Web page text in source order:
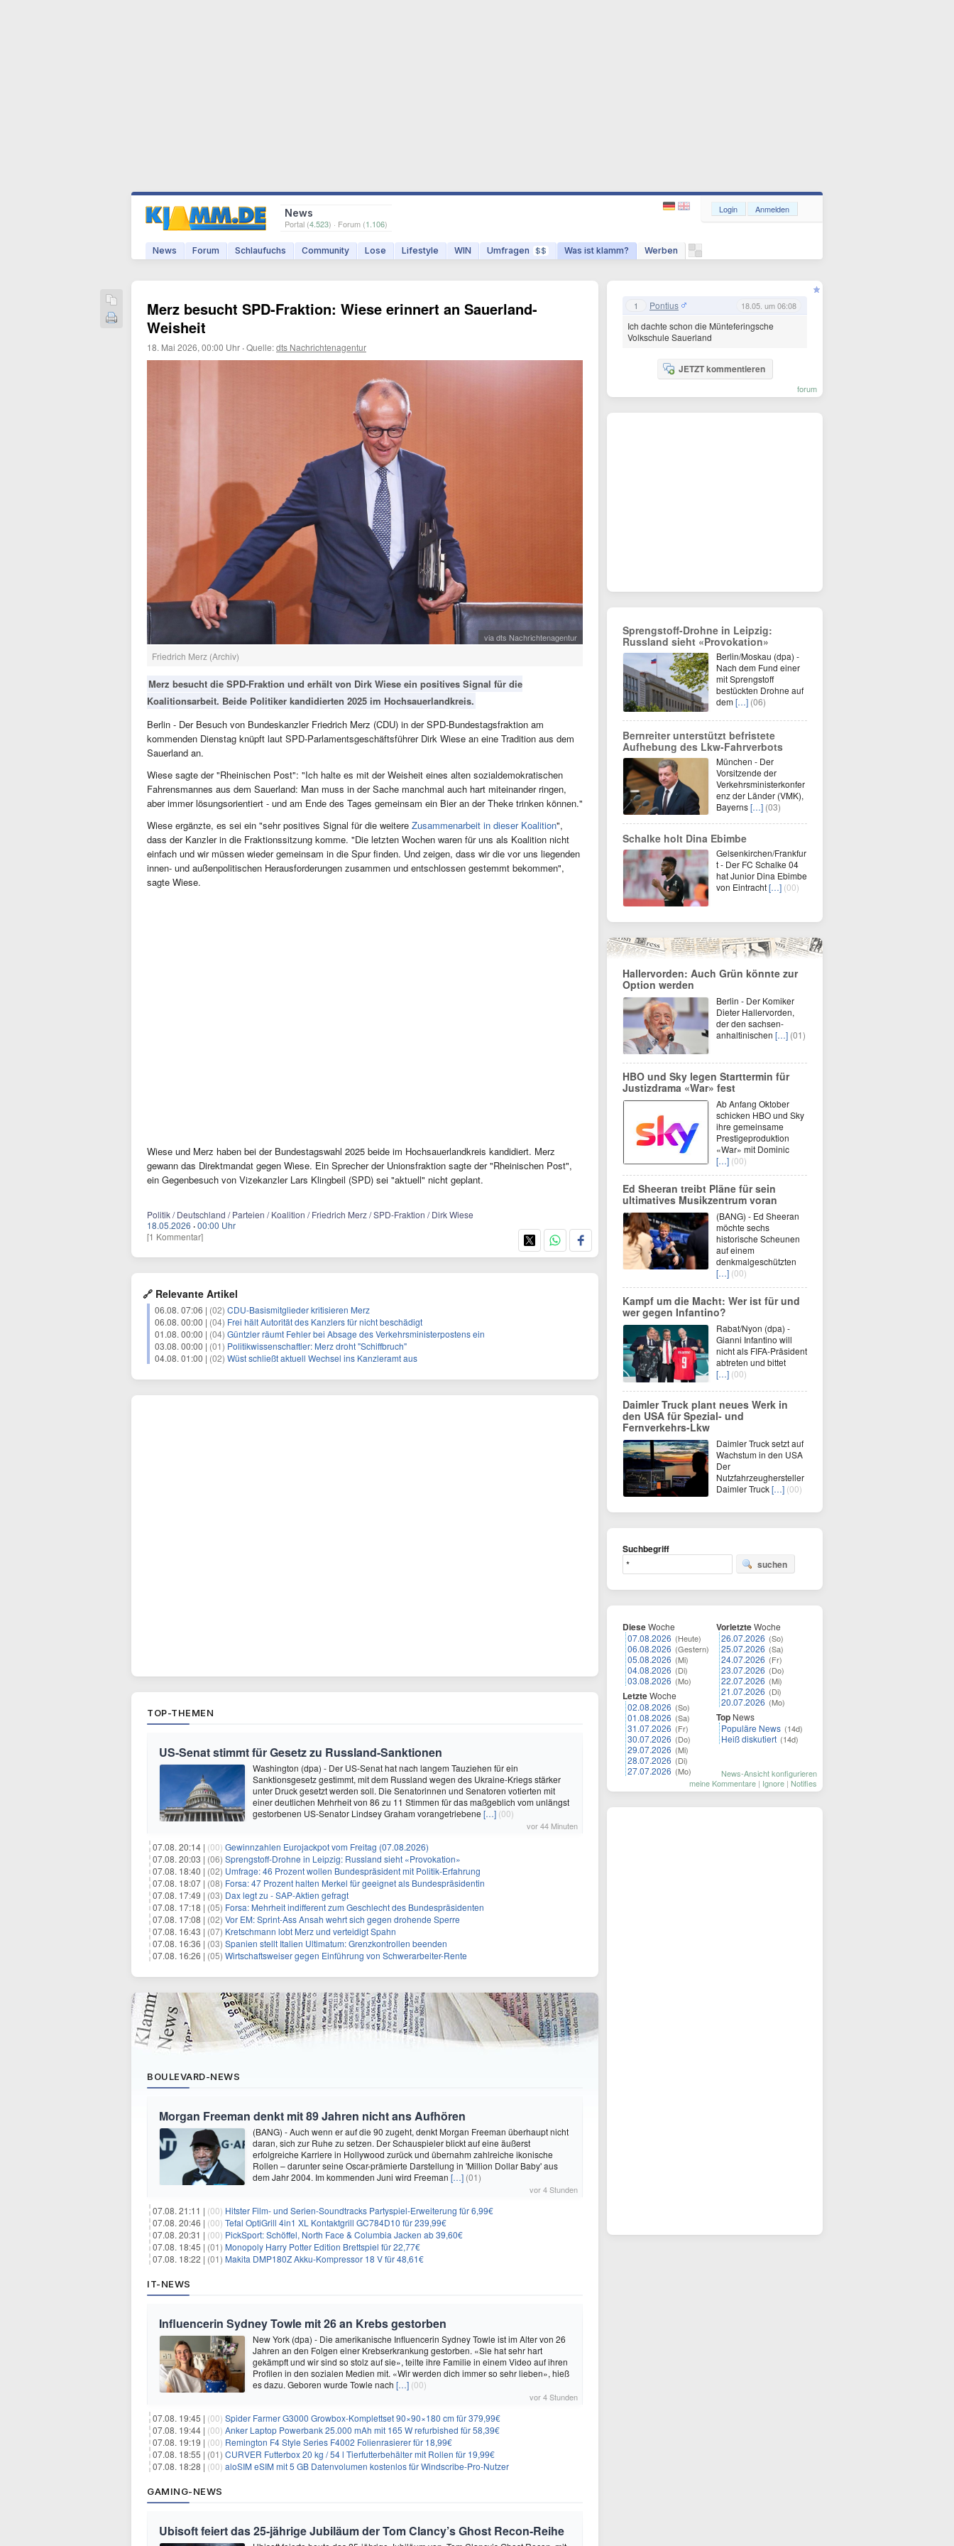
News
Portal (4.523) · Forum (1.106)
News Forum Schlaufuchs Community Lose Lifestyle WIN Umfragen $$ Was ist klamm? Werben
Login Anmelden
Merz besucht SPD-Fraktion: Wiese erinnert an Sauerland-
Weisheit
18. Mai 2026, 00:00 Uhr ·Quelle:dts Nachrichtenagentur
via dts Nachrichtenagentur
Friedrich Merz (Archiv)
Merz besucht die SPD-Fraktion und erhält von Dirk Wiese ein positives Signal für die
Koalitionsarbeit. Beide Politiker kandidierten 2025 im Hochsauerlandkreis.
Berlin - Der Besuch von Bundeskanzler Friedrich Merz (CDU) in der SPD-Bundestagsfraktion am
kommenden Dienstag knüpft laut SPD-Parlamentsgeschäftsführer Dirk Wiese an eine Tradition aus dem
Sauerland an.
Wiese sagte der "Rheinischen Post": "Ich halte es mit der Weisheit eines alten sozialdemokratischen
Fahrensmannes aus dem Sauerland: Man muss in der Sache manchmal auch hart miteinander ringen,
aber immer lösungsorientiert - und am Ende des Tages gemeinsam ein Bier an der Theke trinken können."
Wiese ergänzte, es sei ein "sehr positives Signal für die weitere Zusammenarbeit in dieser Koalition",
dass der Kanzler in die Fraktionssitzung komme. "Die letzten Wochen waren für uns als Koalition nicht
einfach und wir müssen wieder gemeinsam in die Spur finden. Und zeigen, dass wir die vor uns liegenden
innen- und außenpolitischen Herausforderungen zusammen und entschlossen gestemmt bekommen",
sagte Wiese.
Wiese und Merz haben bei der Bundestagswahl 2025 beide im Hochsauerlandkreis kandidiert. Merz
gewann das Direktmandat gegen Wiese. Ein Sprecher der Unionsfraktion sagte der "Rheinischen Post",
ein Gegenbesuch von Vizekanzler Lars Klingbeil (SPD) sei "aktuell" nicht geplant.
Politik / Deutschland / Parteien / Koalition / Friedrich Merz / SPD-Fraktion / Dirk Wiese
18.05.2026 ·00:00 Uhr
[1 Kommentar]
🔗 Relevante Artikel
06.08. 07:06 | (02) CDU-Basismitglieder kritisieren Merz
06.08. 00:00 | (04) Frei hält Autorität des Kanzlers für nicht beschädigt
01.08. 00:00 | (04) Güntzler räumt Fehler bei Absage des Verkehrsministerpostens ein
03.08. 00:00 | (01) Politikwissenschaftler: Merz droht "Schiffbruch"
04.08. 01:00 | (02) Wüst schließt aktuell Wechsel ins Kanzleramt aus
TOP-THEMEN
US-Senat stimmt für Gesetz zu Russland-Sanktionen
Washington (dpa) - Der US-Senat hat nach langem Tauziehen für ein
Sanktionsgesetz gestimmt, mit dem Russland wegen des Ukraine-Kriegs stärker
unter Druck gesetzt werden soll. Die Senatorinnen und Senatoren votierten mit
einer deutlichen Mehrheit von 86 zu 11 Stimmen für das maßgeblich vom unlängst
gestorbenen US-Senator Lindsey Graham vorangetriebene […] (00)
vor 44 Minuten
07.08. 20:14 | (00) Gewinnzahlen Eurojackpot vom Freitag (07.08.2026)
07.08. 20:03 | (06) Sprengstoff-Drohne in Leipzig: Russland sieht «Provokation»
07.08. 18:40 | (02) Umfrage: 46 Prozent wollen Bundespräsident mit Politik-Erfahrung
07.08. 18:07 | (08) Forsa: 47 Prozent halten Merkel für geeignet als Bundespräsidentin
07.08. 17:49 | (03) Dax legt zu - SAP-Aktien gefragt
07.08. 17:18 | (05) Forsa: Mehrheit indifferent zum Geschlecht des Bundespräsidenten
07.08. 17:08 | (02) Vor EM: Sprint-Ass Ansah wehrt sich gegen drohende Sperre
07.08. 16:43 | (07) Kretschmann lobt Merz und verteidigt Spahn
07.08. 16:36 | (03) Spanien stellt Italien Ultimatum: Grenzkontrollen beenden
07.08. 16:26 | (05) Wirtschaftsweiser gegen Einführung von Schwerarbeiter-Rente
BOULEVARD-NEWS
Morgan Freeman denkt mit 89 Jahren nicht ans Aufhören
(BANG) - Auch wenn er auf die 90 zugeht, denkt Morgan Freeman überhaupt nicht
daran, sich zur Ruhe zu setzen. Der Schauspieler blickt auf eine äußerst
erfolgreiche Karriere in Hollywood zurück und übernahm zahlreiche ikonische
Rollen – darunter seine Oscar-prämierte Darstellung in 'Million Dollar Baby' aus
dem Jahr 2004. Im kommenden Juni wird Freeman […] (01)
vor 4 Stunden
07.08. 21:11 | (00) Hitster Film- und Serien-Soundtracks Partyspiel-Erweiterung für 6,99€
07.08. 20:46 | (00) Tefal OptiGrill 4in1 XL Kontaktgrill GC784D10 für 239,99€
07.08. 20:31 | (00) PickSport: Schöffel, North Face & Columbia Jacken ab 39,60€
07.08. 18:45 | (01) Monopoly Harry Potter Edition Brettspiel für 22,77€
07.08. 18:22 | (01) Makita DMP180Z Akku-Kompressor 18 V für 48,61€
IT-NEWS
Influencerin Sydney Towle mit 26 an Krebs gestorben
New York (dpa) - Die amerikanische Influencerin Sydney Towle ist im Alter von 26
Jahren an den Folgen einer Krebserkrankung gestorben. «Sie hat sehr hart
gekämpft und wir sind so stolz auf sie», teilte ihre Familie in einem Video auf ihren
Profilen in den sozialen Medien mit. «Wir werden dich immer so sehr lieben», hieß
es dazu. Geboren wurde Towle nach […] (00)
vor 4 Stunden
07.08. 19:45 | (00) Spider Farmer G3000 Growbox-Komplettset 90×90×180 cm für 379,99€
07.08. 19:44 | (00) Anker Laptop Powerbank 25.000 mAh mit 165 W refurbished für 58,39€
07.08. 19:19 | (00) Remington F4 Style Series F4002 Folienrasierer für 18,99€
07.08. 18:55 | (01) CURVER Futterbox 20 kg / 54 l Tierfutterbehälter mit Rollen für 19,99€
07.08. 18:28 | (00) aloSIM eSIM mit 5 GB Datenvolumen kostenlos für Windscribe-Pro-Nutzer
GAMING-NEWS
Ubisoft feiert das 25-jährige Jubiläum der Tom Clancy’s Ghost Recon-Reihe
1 Pontius 18.05. um 06:08
Ich dachte schon die Münteferingsche
Volkschule Sauerland
JETZT kommentieren
forum
Sprengstoff-Drohne in Leipzig:
Russland sieht «Provokation»
Berlin/Moskau (dpa) -
Nach dem Fund einer
mit Sprengstoff
bestückten Drohne auf
dem[…] (06)
Bernreiter unterstützt befristete
Aufhebung des Lkw-Fahrverbots
München - Der
Vorsitzende der
Verkehrsministerkonfer
enz der Länder (VMK),
Bayerns[…] (03)
Schalke holt Dina Ebimbe
Gelsenkirchen/Frankfur
t - Der FC Schalke 04
hat Junior Dina Ebimbe
von Eintracht[…] (00)
Hallervorden: Auch Grün könnte zur
Option werden
Berlin - Der Komiker
Dieter Hallervorden,
der den sachsen-
anhaltinischen […] (01)
HBO und Sky legen Starttermin für
Justizdrama «War» fest
Ab Anfang Oktober
schicken HBO und Sky
ihre gemeinsame
Prestigeproduktion
«War» mit Dominic
[…] (00)
Ed Sheeran treibt Pläne für sein
ultimatives Musikzentrum voran
(BANG) - Ed Sheeran
möchte sechs
historische Scheunen
auf einem
denkmalgeschützten
[…] (00)
Kampf um die Macht: Wer ist für und
wer gegen Infantino?
Rabat/Nyon (dpa) -
Gianni Infantino will
nicht als FIFA-Präsident
abtreten und bittet
[…] (00)
Daimler Truck plant neues Werk in
den USA für Spezial- und
Fernverkehrs-Lkw
Daimler Truck setzt auf
Wachstum in den USA
Der
Nutzfahrzeughersteller
Daimler Truck[…] (00)
Suchbegriff
suchen
DieseWoche
07.08.2026 (Heute)
06.08.2026 (Gestern)
05.08.2026 (Mi)
04.08.2026 (Di)
03.08.2026 (Mo)
LetzteWoche
02.08.2026 (So)
01.08.2026 (Sa)
31.07.2026 (Fr)
30.07.2026 (Do)
29.07.2026 (Mi)
28.07.2026 (Di)
27.07.2026 (Mo)
VorletzteWoche
26.07.2026 (So)
25.07.2026 (Sa)
24.07.2026 (Fr)
23.07.2026 (Do)
22.07.2026 (Mi)
21.07.2026 (Di)
20.07.2026 (Mo)
Top News
Populäre News (14d)
Heiß diskutiert (14d)
News-Ansicht konfigurieren
meine Kommentare | Ignore | Notifies